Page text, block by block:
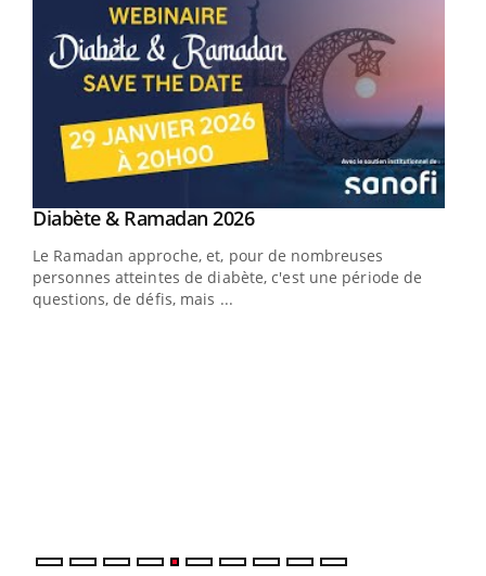
Youtube
Diabète & Ramadan 2026Youtube
Le Ramadan approche, et, pour de nombreuses
personnes atteintes de diabète, c'est une période de
questions, de défis, mais ...